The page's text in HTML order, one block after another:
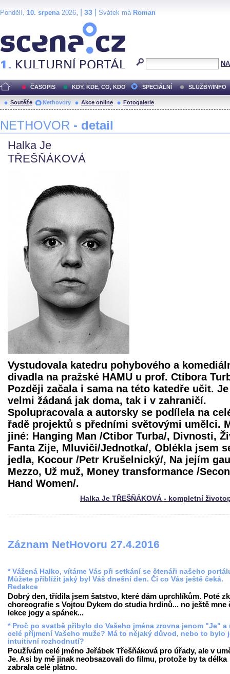
Pondělí, 10. srpena2026, | 33 Svátek má Roman
ČASOPIS KDY, KDE, CO, KDO SPECIÁLNÍ SLUŽBY/INFO
Soutěže Nethovory Akce online Fotogalerie
NETHOVOR - detail
Halka Je
TŘEŠŇÁKOVÁ
Vystudovala katedru pohybového a
divadla na pražské HAMU u prof. Ctibora
Později začala i sama na této katedře učit. Je
velmi žádaná jak doma, tak i v zahraničí.
Spolupracovala a autorsky se podílela na
řadě projektů s předními světovými umělci.
jiné: Hanging Man /Ctibor Turba/, Divnosti,
Fanta Zije, Mluviči/Jednotka/, Oblékla jsem
jedla, Kocour /Petr Krušelnický/, Na jejím
Mezzo, Už muž, Money transformance /
Hand Women/.
Halka Je TŘEŠŇÁKOVÁ - kompletní
Záznam NetHovoru 27.4.2016
* Vážená Halko, vítáme Vás při setkání se čtenáři našeho
Můžete přiblížit jaký byl Váš dnešní den. Či co Vás ještě čeká.
Redakce
Dobrý den, třídila jsem šatstvo, které dám uprchlíkům. Poté
choreografie s Vojtou Dykem do studia hrdinů... no ještě mne
lekce jogy a spánek...
* Proč po svatbě přibylo do Vašeho jména zrovna jenom "Je" a
celé příjmení Vašeho muže? Má to nějaký důvod, nebo to bylo
intuitivní rozhodnutí?
Používám celé jméno Jeřábek Třešňáková pro úřady, ale v
Je. Asi by mě jinak neobsazovali do filmu, protože by ta délka
zabrala celé plátno.